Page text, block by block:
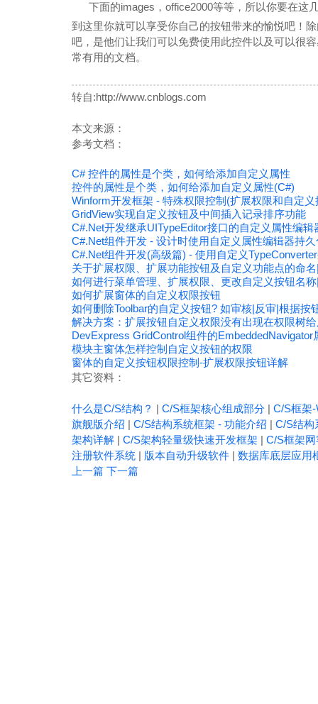
下面的images，office2000等等，所以你要在这
到这里你就可以享受你自己的按钮带来的愉悦吧！
吧，是他们让我们可以免费使用此控件以及可以很
常有用的文档。
转自:http://www.cnblogs.com
本文来源：
参考文档：
C# 控件的属性是个类，如何给添加自定义属性
控件的属性是个类，如何给添加自定义属性(C#)
Winform开发框架 - 特殊权限控制(扩展权限和自定
GridView实现自定义按钮及中间插入记录排序功能
C#.Net开发继承UITypeEditor接口的自定义属性编辑
C#.Net组件开发 - 设计时使用自定义属性编辑器持
C#.Net组件开发(高级篇) - 使用自定义
关于扩展权限、扩展功能按钮及自定义功能点的命
如何进行菜单管理、扩展权限、更改自定义按钮名
如何扩展窗体的自定义权限按钮
如何删除Toolbar的自定义按钮? 如审核|反审|根据按
解决方案：扩展按钮自定义权限没有出现在权限树
DevExpress GridControl组件的
模块主窗体怎样控制自定义按钮的权限
窗体的自定义按钮权限控制-扩展权限按钮详解
其它资料：
什么是C/S结构？ | C/S框架核心组成部分 | C/S框架
旗舰版介绍 | C/S结构系统框架 - 功能介绍 | C/S结构
架构详解 | C/S架构轻量级快速开发框架 | C/S框架
注册软件系统 | 版本自动升级软件 | 数据库底层应用
上一篇 下一篇